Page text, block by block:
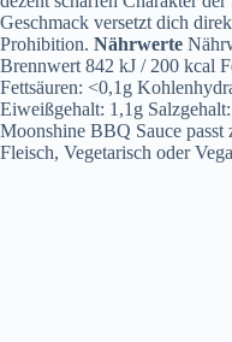
Geschmack versetzt dich
Prohibition. Nährwerte
Brennwert 842 kJ / 200 kcal
Fettsäuren: <0,1g
Eiweißgehalt: 1,1g
Moonshine BBQ Sauce
Fleisch, Vegetarisch oder